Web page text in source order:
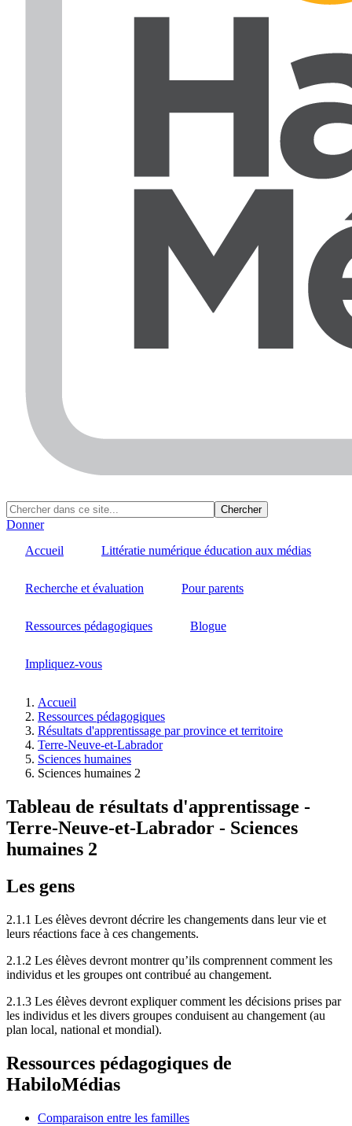
Donner
Accueil
Littératie numérique éducation aux médias
Recherche et évaluation Pour parents
Ressources pédagogiques Blogue
Impliquez-vous
Fil
d'Ariane
Accueil
Ressources pédagogiques
Résultats d'apprentissage par province et territoire
Terre-Neuve-et-Labrador
Sciences humaines
Sciences humaines 2
Tableau de résultats d'apprentissage -
Terre-Neuve-et-Labrador - Sciences
humaines 2
Les gens
2.1.1 Les élèves devront décrire les changements dans leur vie et
leurs réactions face à ces changements.
2.1.2 Les élèves devront montrer qu’ils comprennent comment les
individus et les groupes ont contribué au changement.
2.1.3 Les élèves devront expliquer comment les décisions prises par
les individus et les divers groupes conduisent au changement (au
plan local, national et mondial).
Ressources pédagogiques de
HabiloMédias
Comparaison entre les familles